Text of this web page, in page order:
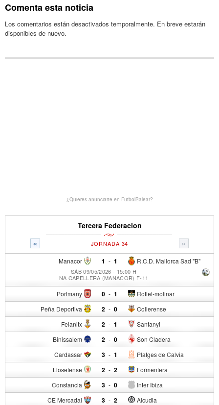
Comenta esta noticia
Los comentarios están desactivados temporalmente. En breve estarán
disponibles de nuevo.
¿Quieres anunciarte en FutbolBalear?
Tercera Federacion
« »
JORNADA 34
Manacor 1 - R.C.D. Mallorca Sad "B"
1
SÁB 09/05/2026 - 15:00 H
NA CAPELLERA (MANACOR) F-11
Portmany 0 - Rotlet-molinar
1
Peña Deportiva 2 - Collerense
0
Felanitx 2 - Santanyi
1
Binissalem 2 - Son Cladera
0
Cardassar 3 - Platges de Calvia
1
Llosetense 2 - Formentera
2
Constancia 3 - Inter Ibiza
0
CE Mercadal 3 - Alcudia
2